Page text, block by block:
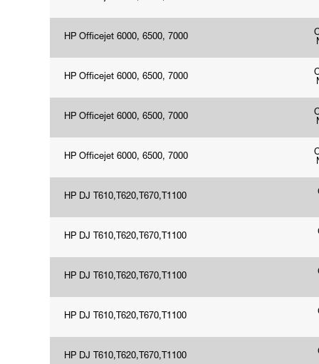
HP Officejet 6000, 6500, 7000
HP Officejet 6000, 6500, 7000
HP Officejet 6000, 6500, 7000
HP Officejet 6000, 6500, 7000
HP DJ T610,T620,T670,T1100
HP DJ T610,T620,T670,T1100
HP DJ T610,T620,T670,T1100
HP DJ T610,T620,T670,T1100
HP DJ T610,T620,T670,T1100